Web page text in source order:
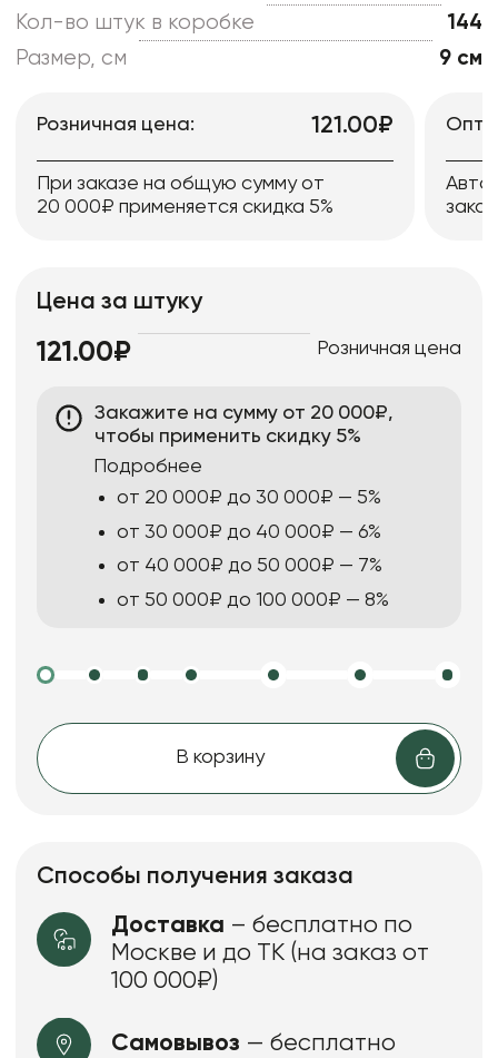
Кол-во штук в коробке
144
Размер, см
9 см
Розничная цена: 121.00₽
При заказе на общую сумму от
20 000₽ применяется скидка 5%
Цена за штуку
121.00₽ Розничная цена
Закажите на сумму от 20 000₽,
чтобы применить скидку 5%
Подробнее
от 20 000₽ до 30 000₽ — 5%
от 30 000₽ до 40 000₽ — 6%
от 40 000₽ до 50 000₽ — 7%
от 50 000₽ до 100 000₽ — 8%
В корзину
Способы получения заказа
Доставка – бесплатно по
Москве и до ТК (на заказ от
100 000₽)
Самовывоз — бесплатно